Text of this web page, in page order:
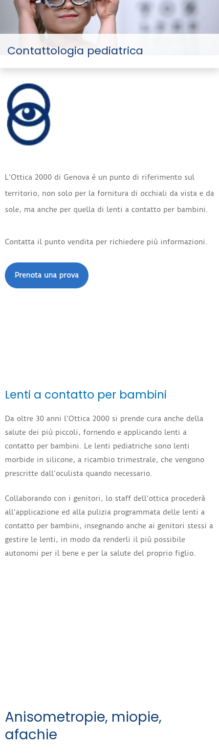
Contattologia pediatrica
L’Ottica 2000 di Genova è un punto di riferimento sul
territorio, non solo per la fornitura di occhiali da vista e da
sole, ma anche per quella di lenti a contatto per bambini.
Contatta il punto vendita per richiedere più informazioni.
Prenota una prova
Lenti a contatto per bambini
Da oltre 30 anni l’Ottica 2000 si prende cura anche della
salute dei più piccoli, fornendo e applicando lenti a
contatto per bambini. Le lenti pediatriche sono lenti
morbide in silicone, a ricambio trimestrale, che vengono
prescritte dall’oculista quando necessario.
Collaborando con i genitori, lo staff dell’ottica procederà
all’applicazione ed alla pulizia programmata delle lenti a
contatto per bambini, insegnando anche ai genitori stessi a
gestire le lenti, in modo da renderli il più possibile
autonomi per il bene e per la salute del proprio figlio.
Anisometropie, miopie,
afachie